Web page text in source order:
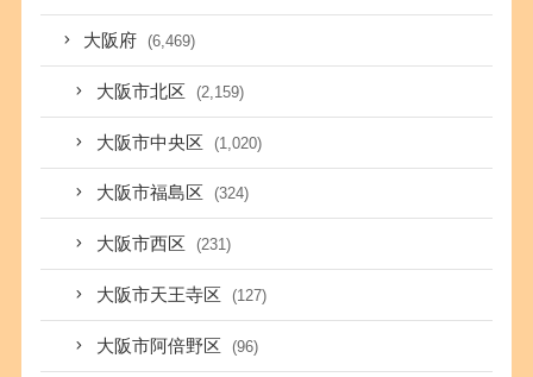
大阪府 (6,469)
大阪市北区 (2,159)
大阪市中央区 (1,020)
大阪市福島区 (324)
大阪市西区 (231)
大阪市天王寺区 (127)
大阪市阿倍野区 (96)